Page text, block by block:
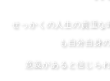
せっかくの人生の貴重な
も自分自身
意義があると信じら